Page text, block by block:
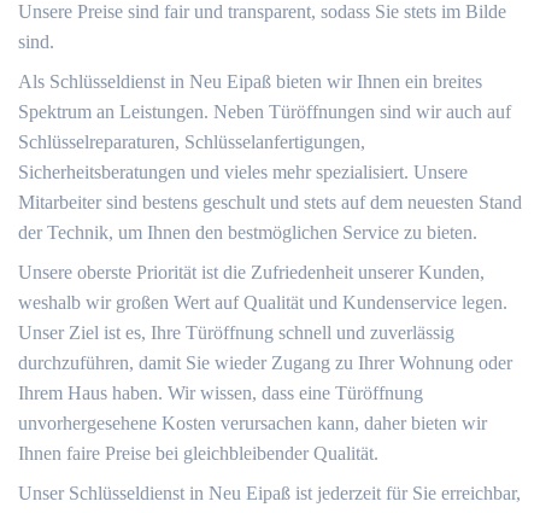
Unsere Preise sind fair und transparent, sodass Sie stets im Bilde
sind.
Als Schlüsseldienst in Neu Eipaß bieten wir Ihnen ein breites
Spektrum an Leistungen. Neben Türöffnungen sind wir auch auf
Schlüsselreparaturen, Schlüsselanfertigungen,
Sicherheitsberatungen und vieles mehr spezialisiert. Unsere
Mitarbeiter sind bestens geschult und stets auf dem neuesten Stand
der Technik, um Ihnen den bestmöglichen Service zu bieten.
Unsere oberste Priorität ist die Zufriedenheit unserer Kunden,
weshalb wir großen Wert auf Qualität und Kundenservice legen.
Unser Ziel ist es, Ihre Türöffnung schnell und zuverlässig
durchzuführen, damit Sie wieder Zugang zu Ihrer Wohnung oder
Ihrem Haus haben. Wir wissen, dass eine Türöffnung
unvorhergesehene Kosten verursachen kann, daher bieten wir
Ihnen faire Preise bei gleichbleibender Qualität.
Unser Schlüsseldienst in Neu Eipaß ist jederzeit für Sie erreichbar,